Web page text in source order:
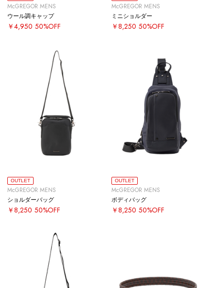
McGREGOR MENS
ウール調キャップ
￥4,950 50%OFF
McGREGOR MENS
ミニショルダー
￥8,250 50%OFF
OUTLET
McGREGOR MENS
ショルダーバッグ
￥8,250 50%OFF
OUTLET
McGREGOR MENS
ボディバッグ
￥8,250 50%OFF